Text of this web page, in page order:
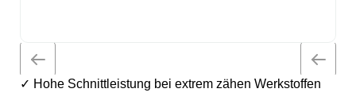
✓ Hohe Schnittleistung bei extrem zähen Werkstoffen